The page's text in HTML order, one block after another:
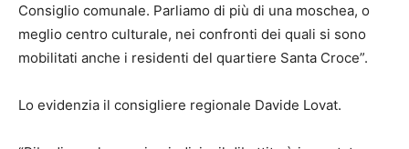
Consiglio comunale. Parliamo di più di una moschea, o
meglio centro culturale, nei confronti dei quali si sono
mobilitati anche i residenti del quartiere Santa Croce”.
Lo evidenzia il consigliere regionale Davide Lovat.